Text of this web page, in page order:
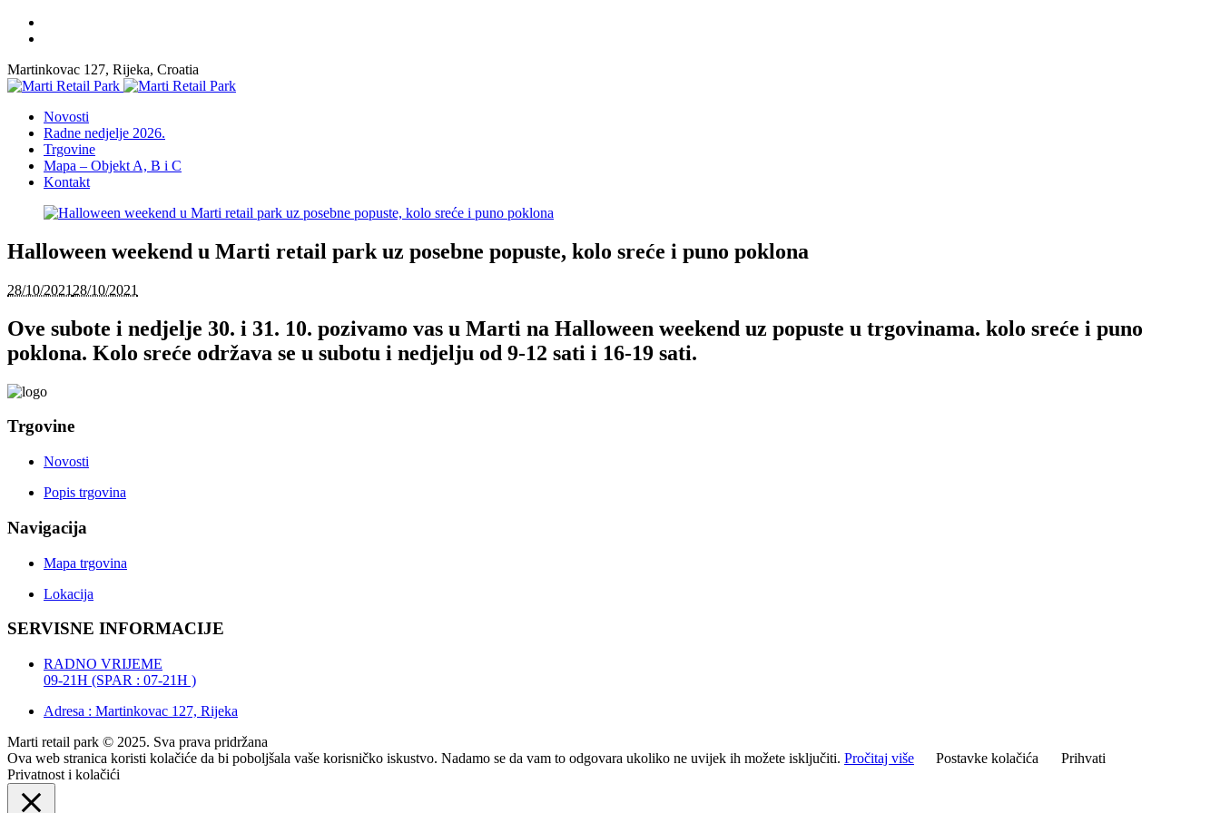
Martinkovac 127, Rijeka, Croatia
Novosti
Radne nedjelje 2026.
Trgovine
Mapa – Objekt A, B i C
Kontakt
Halloween weekend u Marti retail park uz posebne popuste, kolo sreće i puno poklona
28/10/2021 28/10/2021
Ove subote i nedjelje 30. i 31. 10. pozivamo vas u Marti na Halloween weekend uz popuste u trgovinama. kolo sreće i puno
poklona. Kolo sreće održava se u subotu i nedjelju od 9-12 sati i 16-19 sati.
Trgovine
Novosti
Popis trgovina
Navigacija
Mapa trgovina
Lokacija
SERVISNE INFORMACIJE
RADNO VRIJEME
09-21H (SPAR : 07-21H )
Adresa : Martinkovac 127, Rijeka
Marti retail park © 2025. Sva prava pridržana
Ova web stranica koristi kolačiće da bi poboljšala vaše korisničko iskustvo. Nadamo se da vam to odgovara ukoliko ne uvijek ih možete isključiti. Pročitaj više Postavke kolačića
Prihvati
Privatnost i kolačići